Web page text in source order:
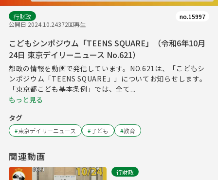
行財政
公開日 2024.10.24372回再生
no.15997
こどもシンポジウム「TEENS SQUARE」（令和6年10月
24日 東京デイリーニュース No.621）
都政の情報を動画で発信しています。NO.621は、「こどもシ
ンポジウム「TEENS SQUARE」」についてお知らせします。
「東京都こども基本条例」では、全て...
もっと見る
タグ
#東京デイリーニュース #子ども #教育
関連動画
行財政